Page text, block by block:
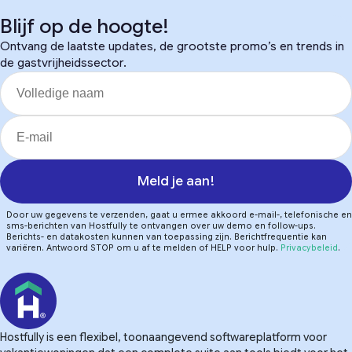
Blijf op de hoogte!
Ontvang de laatste updates, de grootste promo’s en trends in
de gastvrijheidssector.
Meld je aan!
Door uw gegevens te verzenden, gaat u ermee akkoord e-mail-, telefonische en
sms-berichten van Hostfully te ontvangen over uw demo en follow-ups.
Berichts- en datakosten kunnen van toepassing zijn. Berichtfrequentie kan
variëren. Antwoord STOP om u af te melden of HELP voor hulp. Privacybeleid.
Hostfully is een flexibel, toonaangevend softwareplatform voor